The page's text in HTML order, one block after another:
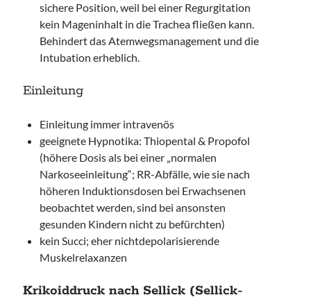
sichere Position, weil bei einer Regurgitation
kein Mageninhalt in die Trachea fließen kann.
Behindert das Atemwegsmanagement und die
Intubation erheblich.
Einleitung
Einleitung immer intravenös
geeignete Hypnotika: Thiopental & Propofol
(höhere Dosis als bei einer „normalen
Narkoseeinleitung“; RR-Abfälle, wie sie nach
höheren Induktionsdosen bei Erwachsenen
beobachtet werden, sind bei ansonsten
gesunden Kindern nicht zu befürchten)
kein Succi; eher nichtdepolarisierende
Muskelrelaxanzen
Krikoiddruck nach Sellick (Sellick-